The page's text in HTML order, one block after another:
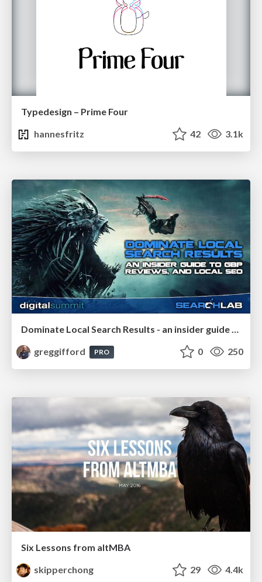
Typedesign – Prime Four
hannesfritz
42 3.1k
Dominate Local Search Results - an insider guide to GBP, reviews, and Local SEO
greggifford
PRO 0 250
Six Lessons from altMBA
skipperchong
29 4.4k